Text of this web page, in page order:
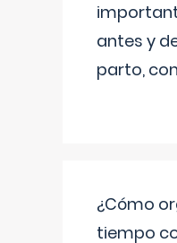
antes y
parto,
¿Cómo
tiempo